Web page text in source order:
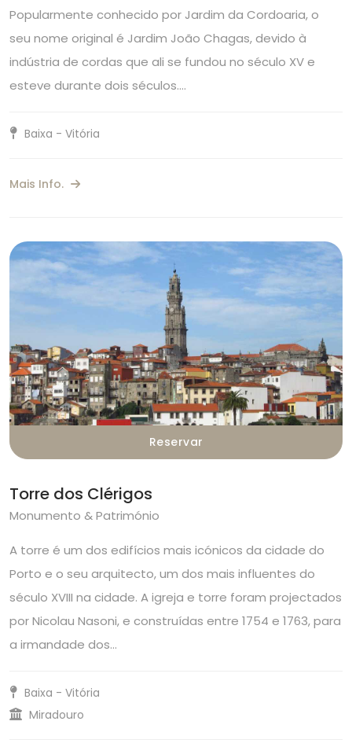
Popularmente conhecido por Jardim da Cordoaria, o
seu nome original é Jardim João Chagas, devido à
indústria de cordas que ali se fundou no século XV e
esteve durante dois séculos.…
Baixa - Vitória
Mais Info.
Reservar
Torre dos Clérigos
Monumento & Património
A torre é um dos edifícios mais icónicos da cidade do
Porto e o seu arquitecto, um dos mais influentes do
século XVIII na cidade. A igreja e torre foram projectados
por Nicolau Nasoni, e construídas entre 1754 e 1763, para
a irmandade dos…
Baixa - Vitória
Miradouro